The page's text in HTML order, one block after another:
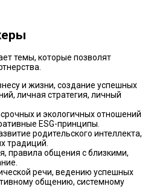
темы, которые позволят
и жизни, создание успешных
личная стратегия, личный
и экологичных отношений
ESG-принципы.
родительского интеллекта,
традиций.
правила общения с близкими,
речи, ведению успешных
общению, системному